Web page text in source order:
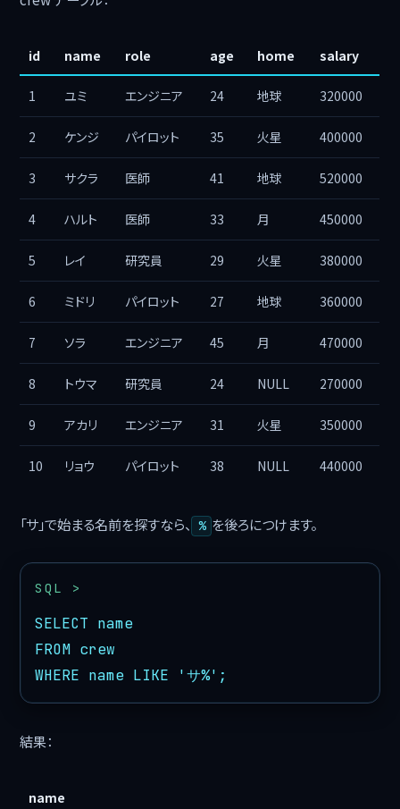
id name role age home salary
1 ユミ エンジニア 24 地球 320000
2 ケンジ パイロット 35 火星 400000
3 サクラ 医師 41 地球 520000
4 ハルト 医師 33 月 450000
5 レイ 研究員 29 火星 380000
6 ミドリ パイロット 27 地球 360000
7 ソラ エンジニア 45 月 470000
8 トウマ 研究員 24 NULL 270000
9 アカリ エンジニア 31 火星 350000
10 リョウ パイロット 38 NULL 440000
「サ」で始まる名前を探すなら、 % を後ろにつけます。
SELECT name
FROM crew
WHERE name LIKE 'サ%';
結果：
name